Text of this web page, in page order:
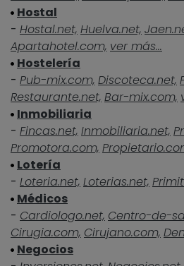
Hostal
- Hostal.net, Huelva.net,
Apartahotel.com, ver más...
Hostelería
- Pub-mix.com, Discoteca.net,
Restaurante.net, Bar-mix.com,
Inmobiliaria
- Fincas.net, Inmobiliaria.net,
Promotora.com,
Lotería
- Loteria.net, Loterias.net,
Médicos
- Cardiologo.net, Centro-de-
Cirugia.com, Cirujano.com,
Negocios